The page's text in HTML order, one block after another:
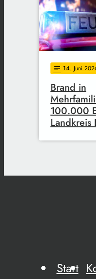
notes 14. Juni
Brand in
100.000
Landkreis
Start